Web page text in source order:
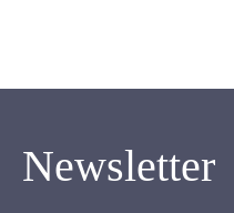
Newsletter